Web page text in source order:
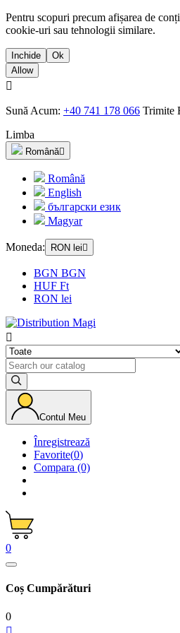
Pentru scopuri precum afișarea de
cookie-uri sau tehnologii similare.
Inchide
Ok
Allow

Sună Acum: +40 741 178 066 Trimite
Limba
Română
Română
English
български език
Magyar
Moneda: RON lei 
BGN BGN
HUF Ft
RON lei

Contul Meu
Înregistrează
Favorite(0)
Compara (0)
0
Coș Cumpărături
0